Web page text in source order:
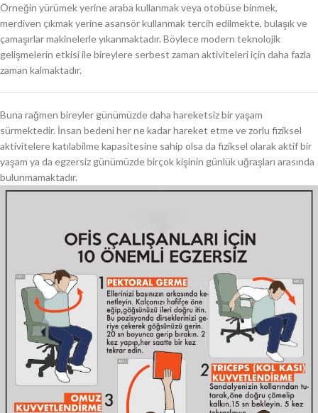
Örneğin yürümek yerine araba kullanmak veya otobüse binmek,
merdiven çıkmak yerine asansör kullanmak tercih edilmekte, bulaşık ve
çamaşırlar makinelerle yıkanmaktadır. Böylece modern teknolojik
gelişmelerin etkisi ile bireylere serbest zaman aktiviteleri için daha fazla
zaman kalmaktadır.
Buna rağmen bireyler günümüzde daha hareketsiz bir yaşam
sürmektedir. İnsan bedeni her ne kadar hareket etme ve zorlu fiziksel
aktivitelere katılabilme kapasitesine sahip olsa da fiziksel olarak aktif bir
yaşam ya da egzersiz günümüzde birçok kişinin günlük uğraşları arasında
bulunmamaktadır.